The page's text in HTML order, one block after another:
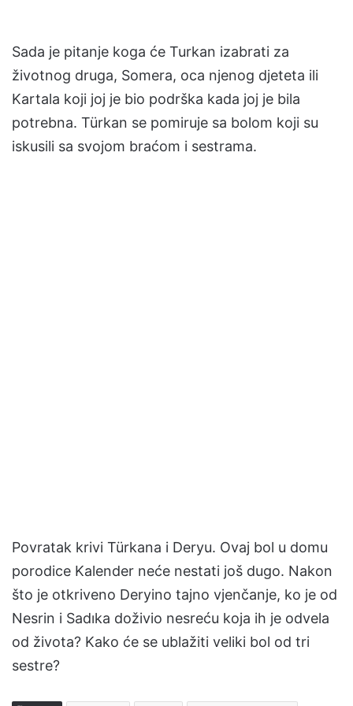
Sada je pitanje koga će Turkan izabrati za
životnog druga, Somera, oca njenog djeteta ili
Kartala koji joj je bio podrška kada joj je bila
potrebna. Türkan se pomiruje sa bolom koji su
iskusili sa svojom braćom i sestrama.
Povratak krivi Türkana i Deryu. Ovaj bol u domu
porodice Kalender neće nestati još dugo. Nakon
što je otkriveno Deryino tajno vjenčanje, ko je od
Nesrin i Sadıka doživio nesreću koja ih je odvela
od života? Kako će se ublažiti veliki bol od tri
sestre?